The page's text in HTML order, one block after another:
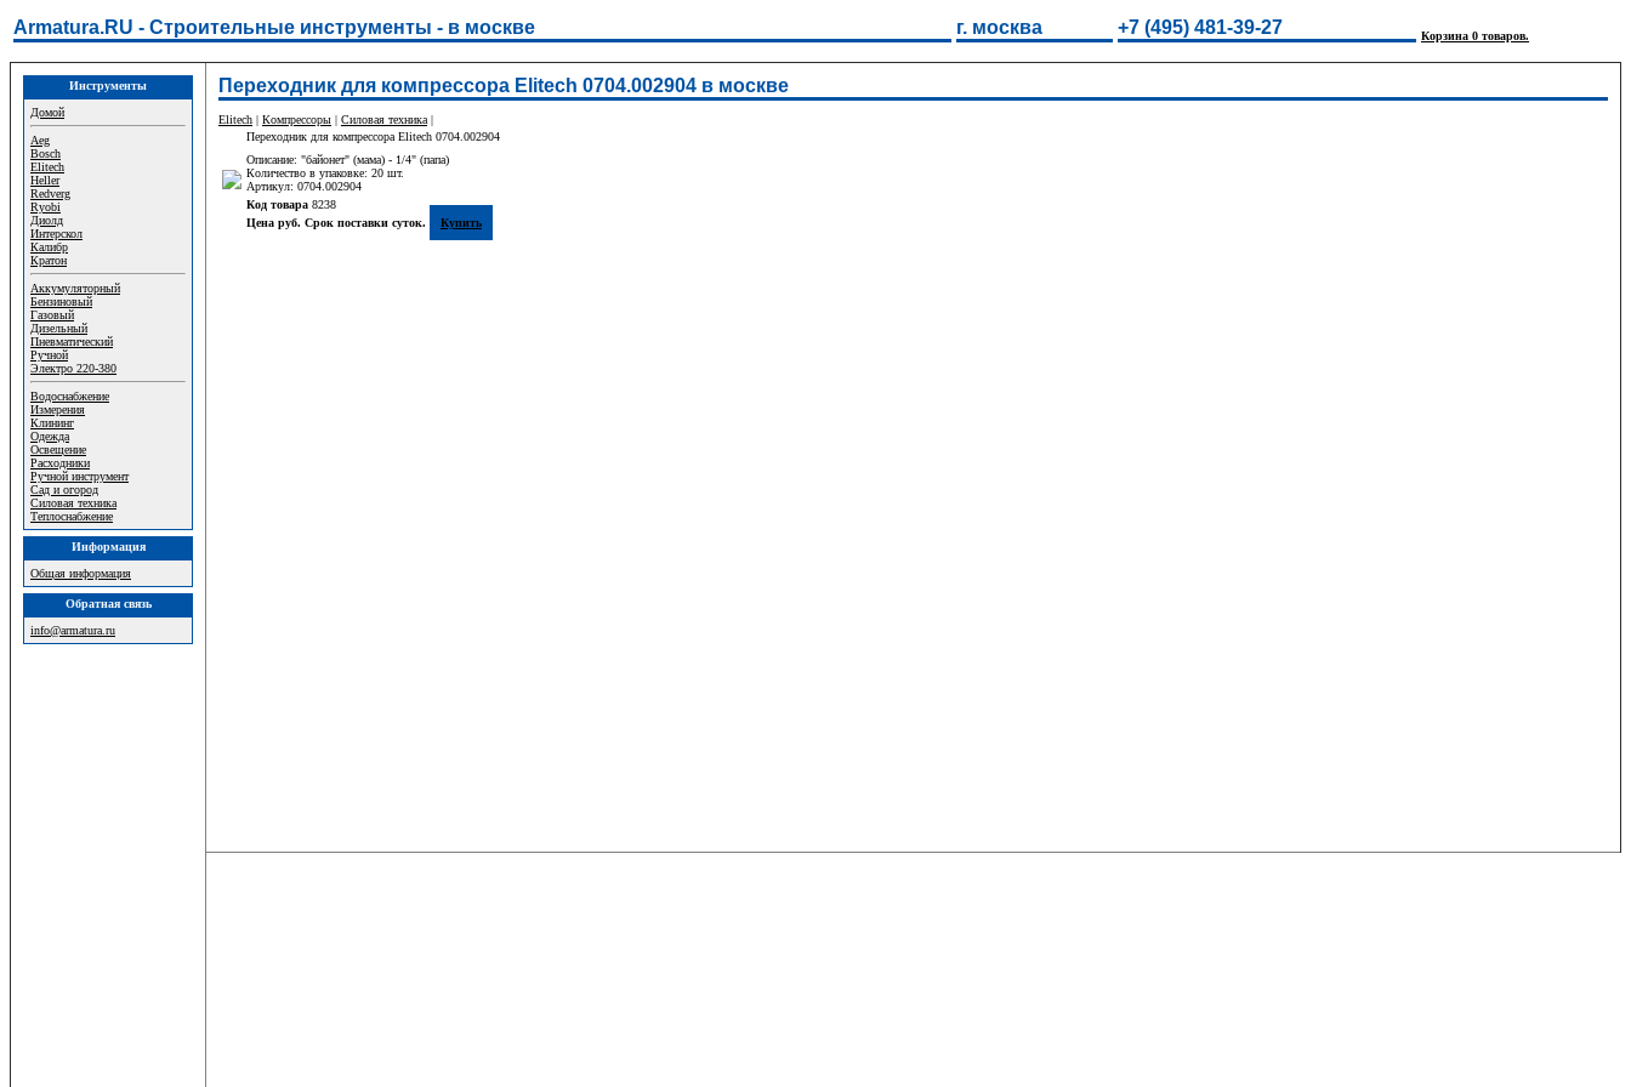
Armatura.RU - Строительные инструменты - в москве г. москва +7 (495) 481-39-27 Корзина 0 товаров.
Инструменты
Домой
Aeg
Bosch
Elitech
Heller
Redverg
Ryobi
Диолд
Интерскол
Калибр
Кратон
Аккумуляторный
Бензиновый
Газовый
Дизельный
Пневматический
Ручной
Электро 220-380
Водоснабжение
Измерения
Клининг
Одежда
Освещение
Расходники
Ручной инструмент
Сад и огород
Силовая техника
Теплоснабжение
Информация
Общая информация
Обратная связь
info@armatura.ru
Переходник для компрессора Elitech 0704.002904 в москве
Elitech | Компрессоры | Силовая техника |
Переходник для компрессора Elitech 0704.002904
Описание: "байонет" (мама) - 1/4" (папа)
Количество в упаковке: 20 шт.
Артикул: 0704.002904
Код товара 8238
Цена руб. Срок поставки суток.
Купить